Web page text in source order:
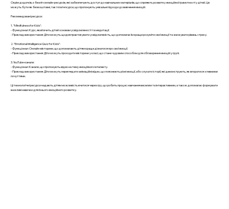
Окрім додатків, є безліч онлайн-ресурсів, які забезпечують доступ до навчальних матеріалів, що сприяють розвитку емоційної грамотності у дітей. Це
можуть бути як безкоштовні, так і платні курси, що пропонують унікальні підходи до вивчення емоцій.
Рекомендовані ресурси:
1. "Mindfulness for Kids":
- Функціонал: Курс, який вчить дітей основам усвідомленості та медитації.
- Приклад використання: Діти можуть щодня практикувати усвідомленість, що допомагає їм краще розуміти свої емоції та знижувати рівень стресу.
2. "Emotional Intelligence Quiz for Kids":
- Функціонал: Онлайн-вікторини, що допомагають дітям краще дізнатися про свої емоції.
- Приклад використання: Діти можуть проходити вікторини у класі, що стане чудовим способом для обговорення емоцій у групі.
3. YouTube-канали:
- Функціонал: Канали, що пропонують відео на тему емоційного інтелекту.
- Приклад використання: Діти можуть переглядати анімаційні відео, що пояснюють різні емоції, або слухати історії, які демонструють, як впоратися з певними
почуттями.
Ці технологічні ресурси надають дітям можливість вчитися через гру, що робить процес навчання веселим та інтерактивним, а також допомагає формувати
важливі навички для їхнього емоційного розвитку.